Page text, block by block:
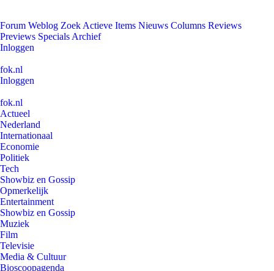
Forum Weblog Zoek Actieve Items Nieuws Columns Reviews
Previews Specials Archief
Inloggen
fok.nl
Inloggen
fok.nl
Actueel
Nederland
Internationaal
Economie
Politiek
Tech
Showbiz en Gossip
Opmerkelijk
Entertainment
Showbiz en Gossip
Muziek
Film
Televisie
Media & Cultuur
Bioscoopagenda